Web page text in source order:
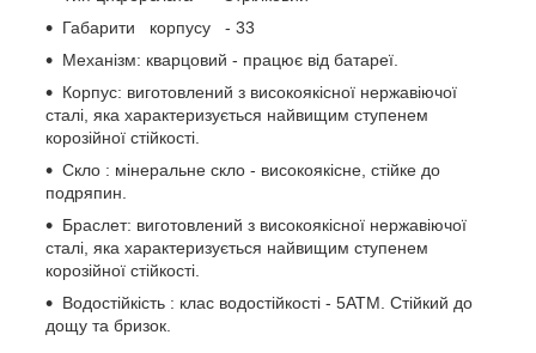
Габарити корпусу - 33
Механізм: кварцовий - працює від батареї.
Корпус: виготовлений з високоякісної нержавіючої
сталі, яка характеризується найвищим ступенем
корозійної стійкості.
Скло : мінеральне скло - високоякісне, стійке до
подряпин.
Браслет: виготовлений з високоякісної нержавіючої
сталі, яка характеризується найвищим ступенем
корозійної стійкості.
Водостійкість : клас водостійкості - 5АТМ. Стійкий до
дощу та бризок.